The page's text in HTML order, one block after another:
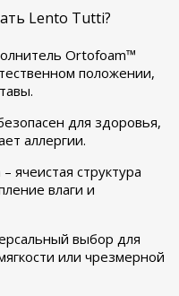
Lento Tutti?
Ortofoam™
положении,
для здоровья,
аллергии.
ячеистая структура
влаги и
выбор для
или чрезмерной